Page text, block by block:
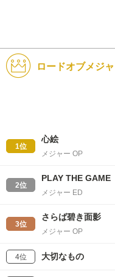
ロードオブメジ
1位
心絵
メジャー OP
2位
PLAY THE GAME
メジャー ED
3位
さらば碧き面影
メジャー OP
4位 大切なもの